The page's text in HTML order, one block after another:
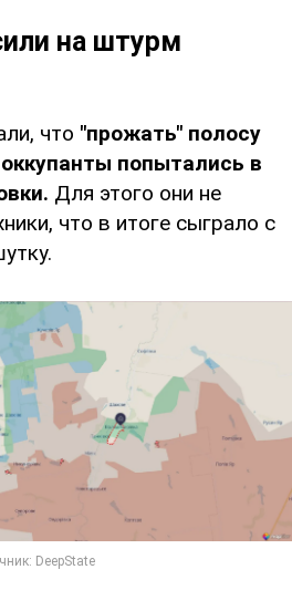
на штурм
что "прожать" полосу
попытались в
Для этого они не
что в итоге сыграло с